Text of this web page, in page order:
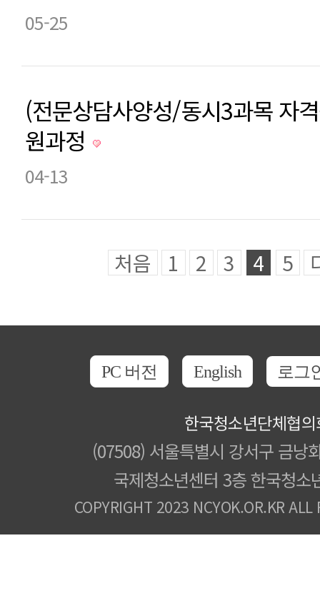
05-25
(전문상담사양성/동시3과목 자
원과정
04-13
처음 1 2 3 4 5
PC 버전 English 로그
한국청소년단체협
(07508) 서울특별시 강서구 금낭
국제청소년센터 3층 한국청소
COPYRIGHT 2023 NCYOK.OR.KR ALL